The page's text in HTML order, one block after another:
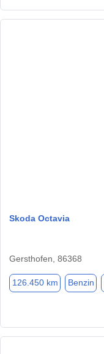
Skoda Octavia
Gersthofen, 86368
126.450 km Benzin